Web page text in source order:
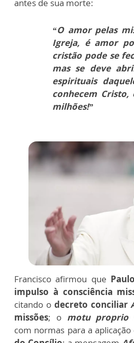
antes de sua morte:
“O amor pelas
Igreja, é amor
cristão pode se
mas se deve
espirituais
conhecem Cristo,
milhões!”
Francisco afirmou que
impulso à consciência
citando o decreto conciliar
missões; o motu proprio
com normas para a aplicação